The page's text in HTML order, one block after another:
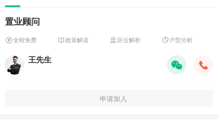
置业顾问
全程免费 政策解读 区位解析 户型分析
王先生
申请加入